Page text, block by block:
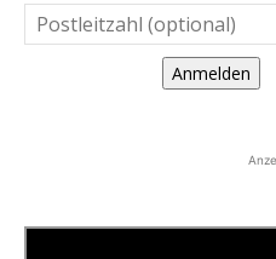
Anmelden